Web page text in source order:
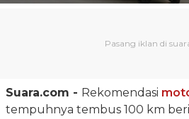
Suara.com - Rekomendasi
tempuhnya tembus 100 km